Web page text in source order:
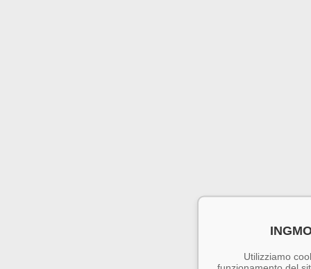
Utilizziamo